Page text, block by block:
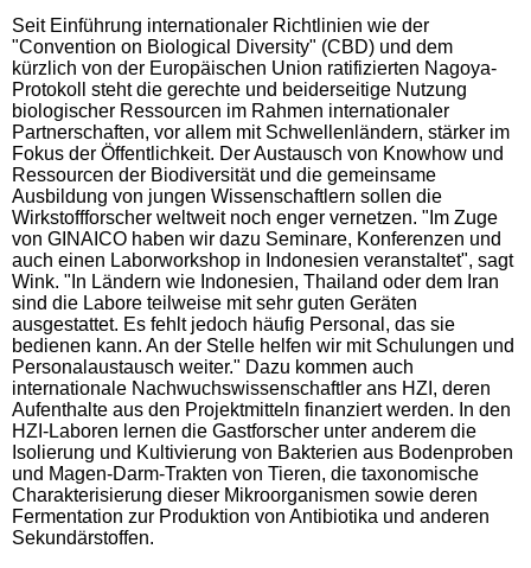
Seit Einführung internationaler Richtlinien wie der
"Convention on Biological Diversity" (CBD) und dem
kürzlich von der Europäischen Union ratifizierten Nagoya-
Protokoll steht die gerechte und beiderseitige Nutzung
biologischer Ressourcen im Rahmen internationaler
Partnerschaften, vor allem mit Schwellenländern, stärker im
Fokus der Öffentlichkeit. Der Austausch von Knowhow und
Ressourcen der Biodiversität und die gemeinsame
Ausbildung von jungen Wissenschaftlern sollen die
Wirkstoffforscher weltweit noch enger vernetzen. "Im Zuge
von GINAICO haben wir dazu Seminare, Konferenzen und
auch einen Laborworkshop in Indonesien veranstaltet", sagt
Wink. "In Ländern wie Indonesien, Thailand oder dem Iran
sind die Labore teilweise mit sehr guten Geräten
ausgestattet. Es fehlt jedoch häufig Personal, das sie
bedienen kann. An der Stelle helfen wir mit Schulungen und
Personalaustausch weiter." Dazu kommen auch
internationale Nachwuchswissenschaftler ans HZI, deren
Aufenthalte aus den Projektmitteln finanziert werden. In den
HZI-Laboren lernen die Gastforscher unter anderem die
Isolierung und Kultivierung von Bakterien aus Bodenproben
und Magen-Darm-Trakten von Tieren, die taxonomische
Charakterisierung dieser Mikroorganismen sowie deren
Fermentation zur Produktion von Antibiotika und anderen
Sekundärstoffen.